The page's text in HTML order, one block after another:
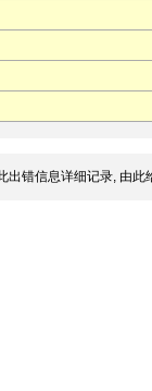
出错信息详细记录, 由此